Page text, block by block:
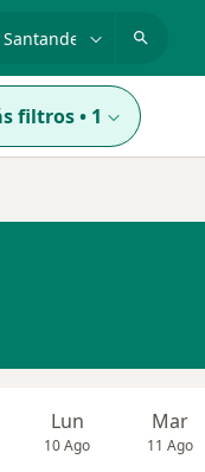
filtros• 1
Lun
10 Ago
Mar
11 Ago